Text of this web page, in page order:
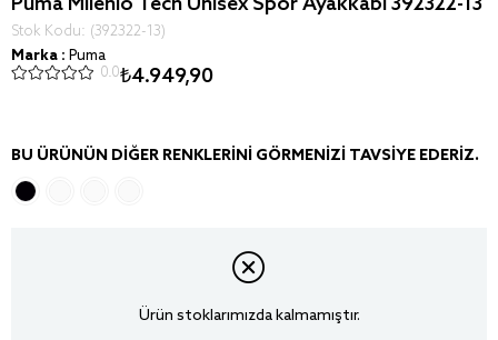
Stok Kodu
(392322-13)
Marka : Puma
0.0₺4.949,90
BU ÜRÜNÜN DIĞER RENKLERINI GÖRMENIZI TAVSIYE EDERIZ.
Ürün stoklarımızda kalmamıştır.